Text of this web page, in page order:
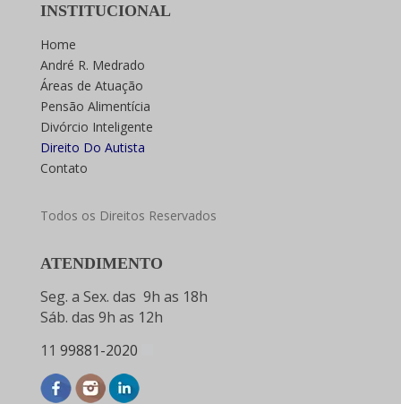
INSTITUCIONAL
Home
André R. Medrado
Áreas de Atuação
Pensão Alimentícia
Divórcio Inteligente
Direito Do Autista
Contato
Todos os Direitos Reservados
ATENDIMENTO
Seg. a Sex. das 9h as 18h
Sáb. das 9h as 12h
11 99881-2020